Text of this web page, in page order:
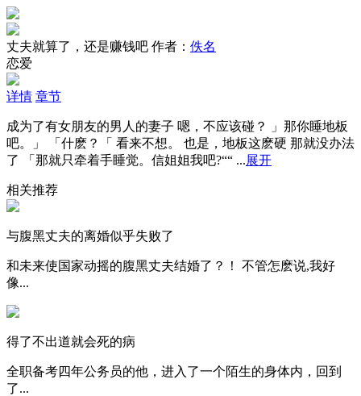
丈夫就算了，还是赚钱吧 作者： 佚名
恋爱
详情 章节
成为了有女朋友的男人的妻子 嗯，不应该碰？ 」那你睡地板
吧。」 「什麽？「 看来不想。 也是，地板这麽硬 那就没办法
了 「那就只牵着手睡觉。信姐姐我吧?““ ...展开
相关推荐
与腹黑丈夫的离婚似乎失败了
和未来使国家动摇的腹黑丈夫结婚了？！ 不管怎麽说,我好
像...
得了不出道就会死的病
全职备考四年公务员的他，进入了一个陌生的身体内，回到
了...